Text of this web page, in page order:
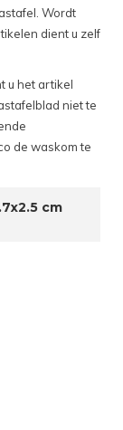
Wordt
dient u zelf
u het artikel
niet te
de waskom te
cm